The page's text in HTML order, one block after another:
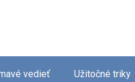
vedieť Užitočné triky